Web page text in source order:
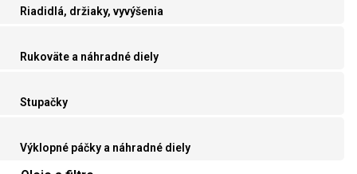
Riadidlá, držiaky, vyvýšenia
Rukoväte a náhradné diely
Stupačky
Výklopné páčky a náhradné diely